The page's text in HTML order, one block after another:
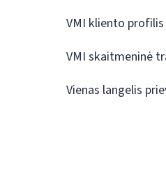
VMI kliento profilis
VMI skaitmeninė
Vienas langelis